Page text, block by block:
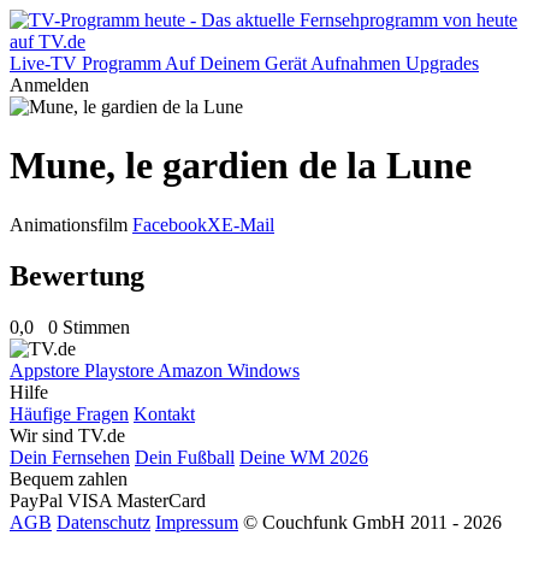
Live-TV Programm Auf Deinem Gerät Aufnahmen Upgrades
Anmelden
Mune, le gardien de la Lune
Animationsfilm FacebookXE-Mail
Bewertung
0,0 0 Stimmen
Appstore Playstore Amazon Windows
Hilfe
Häufige Fragen Kontakt
Wir sind TV.de
Dein Fernsehen Dein Fußball Deine WM 2026
Bequem zahlen
PayPal VISA MasterCard
AGB Datenschutz Impressum © Couchfunk GmbH 2011 - 2026